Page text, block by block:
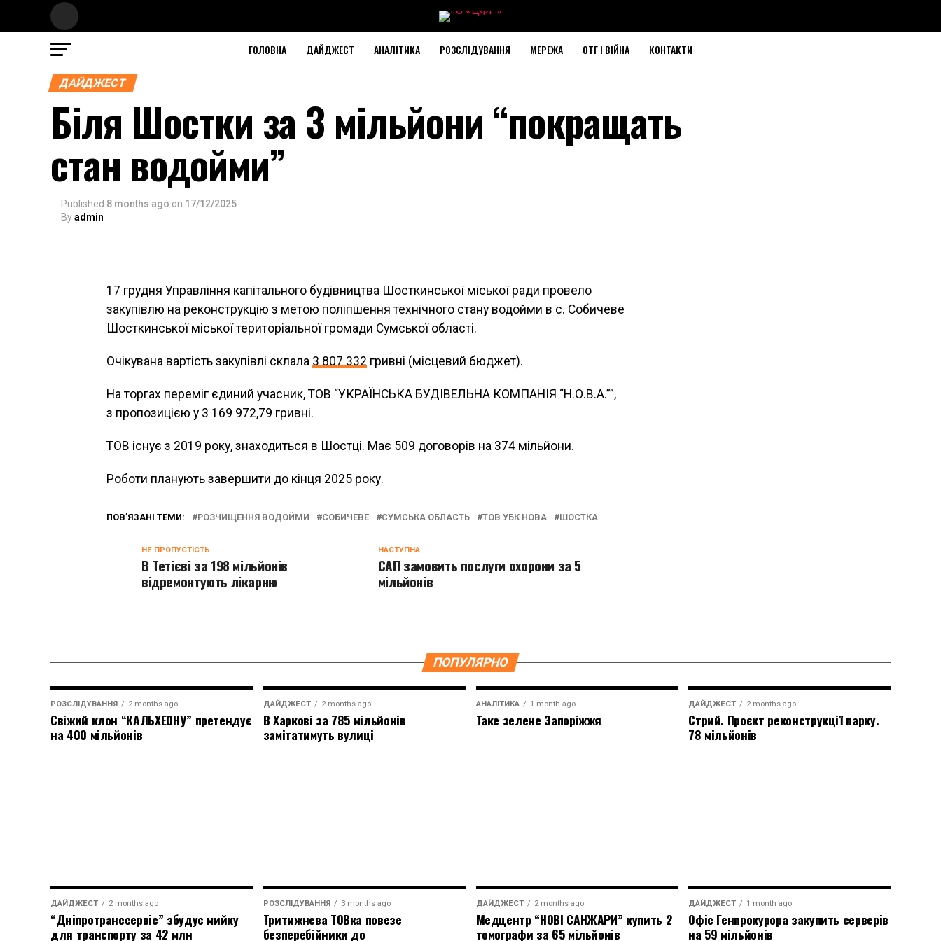
ГОЛОВНА ДАЙДЖЕСТ АНАЛІТИКА РОЗСЛІДУВАННЯ МЕРЕЖА ОТГ І ВІЙНА КОНТАКТИ
ДАЙДЖЕСТ
Біля Шостки за 3 мільйони “покращать
стан водойми”
Published 8 months ago on 17/12/2025
Byadmin
17 грудня Управління капітального будівництва Шосткинської міської ради провело
закупівлю на реконструкцію з метою поліпшення технічного стану водойми в с. Собичеве
Шосткинської міської територіальної громади Сумської області.
Очікувана вартість закупівлі склала 3 807 332 гривні (місцевий бюджет).
На торгах переміг єдиний учасник, ТОВ “УКРАЇНСЬКА БУДІВЕЛЬНА КОМПАНІЯ “Н.О.В.А.””,
з пропозицією у 3 169 972,79 гривні.
ТОВ існує з 2019 року, знаходиться в Шостці. Має 509 договорів на 374 мільйони.
Роботи планують завершити до кінця 2025 року.
ПОВ’ЯЗАНІ ТЕМИ: РОЗЧИЩЕННЯ ВОДОЙМИ СОБИЧЕВЕ СУМСЬКА ОБЛАСТЬ ТОВ УБК НОВА ШОСТКА
НАСТУПНА
САП замовить послуги охорони за 5
мільйонів
НЕ ПРОПУСТІСТЬ
В Тетієві за 198 мільйонів
відремонтують лікарню
ПОПУЛЯРНО
РОЗСЛІДУВАННЯ 2 months ago
Свіжий клон “КАЛЬХЕОНУ” претендує
на 400 мільйонів
ДАЙДЖЕСТ 2 months ago
В Харкові за 785 мільйонів
замітатимуть вулиці
АНАЛІТИКА 1 month ago
Таке зелене Запоріжжя
ДАЙДЖЕСТ 2 months ago
Стрий. Проєкт реконструкції парку.
78 мільйонів
ДАЙДЖЕСТ 2 months ago
“Дніпротранссервіс” збудує мийку
для транспорту за 42 млн
РОЗСЛІДУВАННЯ 3 months ago
Тритижнева ТОВка повезе
безперебійники до
ДАЙДЖЕСТ 2 months ago
Медцентр “НОВІ САНЖАРИ” купить 2
томографи за 65 мільйонів
ДАЙДЖЕСТ 1 month ago
Офіс Генпрокурора закупить серверів
на 59 мільйонів